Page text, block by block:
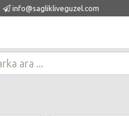
info@saglikliveguzel.com